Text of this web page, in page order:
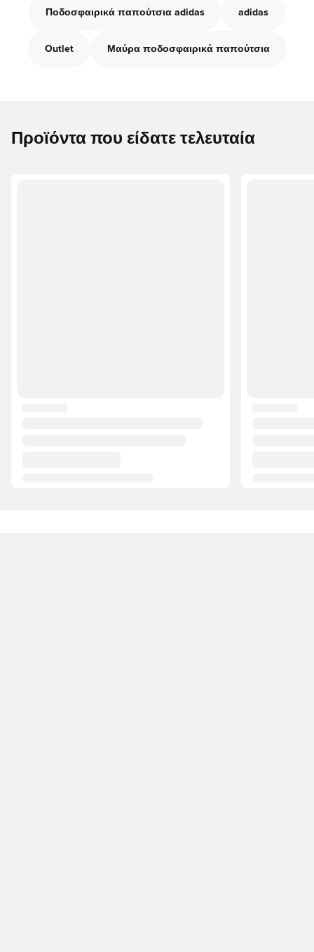
Ποδοσφαιρικά παπούτσια adidas adidas
Outlet Μαύρα ποδοσφαιρικά παπούτσια
Προϊόντα που είδατε τελευταία